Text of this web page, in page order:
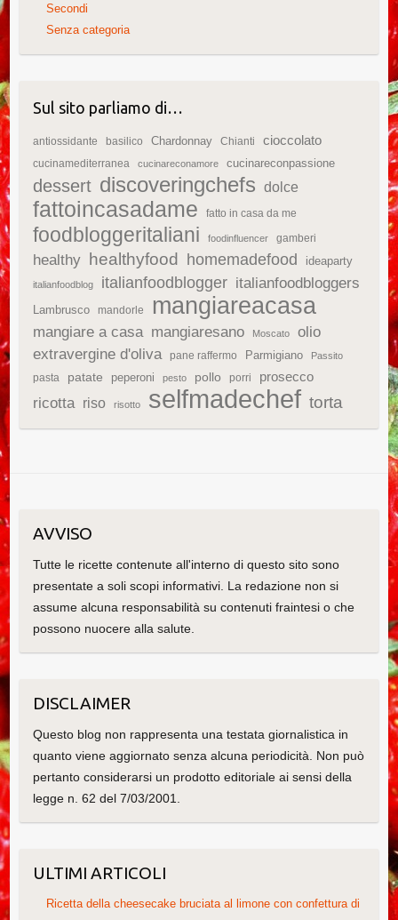
Secondi
Senza categoria
Sul sito parliamo di…
antiossidante basilico Chardonnay Chianti cioccolato
cucinamediterranea cucinareconamore cucinareconpassione
dessert discoveringchefs dolce
fattoincasadame fatto in casa da me
foodbloggeritaliani foodinfluencer gamberi
healthy healthyfood homemadefood ideaparty
italianfoodblog italianfoodblogger italianfoodbloggers
Lambrusco mandorle mangiareacasa
mangiare a casa mangiaresano Moscato
olio
extravergine d'oliva
pane raffermo Parmigiano Passito
pasta patate peperoni pesto pollo porri prosecco
ricotta riso risotto selfmadechef torta
AVVISO
Tutte le ricette contenute all'interno di questo sito sono
presentate a soli scopi informativi. La redazione non si
assume alcuna responsabilità su contenuti fraintesi o che
possono nuocere alla salute.
DISCLAIMER
Questo blog non rappresenta una testata giornalistica in
quanto viene aggiornato senza alcuna periodicità. Non può
pertanto considerarsi un prodotto editoriale ai sensi della
legge n. 62 del 7/03/2001.
ULTIMI ARTICOLI
Ricetta della cheesecake bruciata al limone con confettura di